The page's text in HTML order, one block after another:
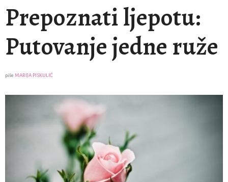
Prepoznati ljepotu:
Putovanje jedne ruže
piše MARIJA PISKULIĆ